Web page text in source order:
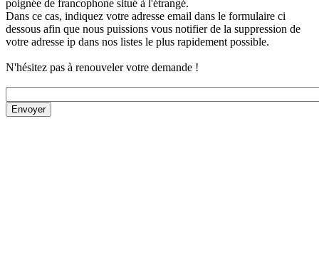
poignée de francophone situé à l'étrangé.
Dans ce cas, indiquez votre adresse email dans le formulaire ci
dessous afin que nous puissions vous notifier de la suppression de
votre adresse ip dans nos listes le plus rapidement possible.
N'hésitez pas à renouveler votre demande !